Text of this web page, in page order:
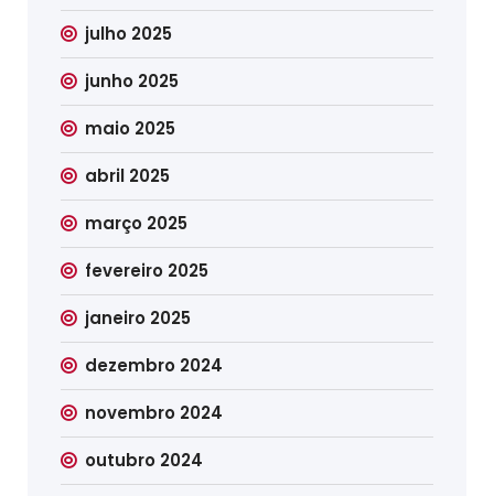
julho 2025
junho 2025
maio 2025
abril 2025
março 2025
fevereiro 2025
janeiro 2025
dezembro 2024
novembro 2024
outubro 2024